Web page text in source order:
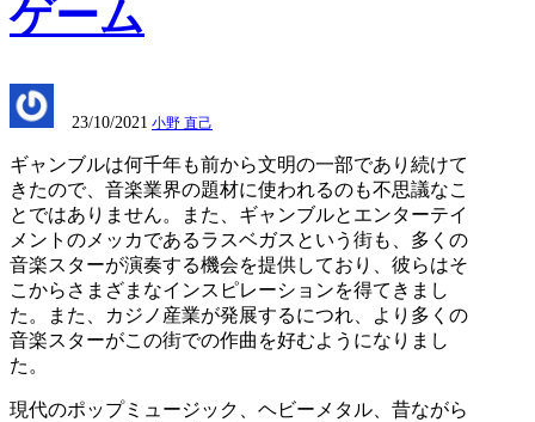
ゲーム
23/10/2021 小野 直己
ギャンブルは何千年も前から文明の一部であり続けて
きたので、音楽業界の題材に使われるのも不思議なこ
とではありません。また、ギャンブルとエンターテイ
メントのメッカであるラスベガスという街も、多くの
音楽スターが演奏する機会を提供しており、彼らはそ
こからさまざまなインスピレーションを得てきまし
た。また、カジノ産業が発展するにつれ、より多くの
音楽スターがこの街での作曲を好むようになりまし
た。
現代のポップミュージック、ヘビーメタル、昔ながら